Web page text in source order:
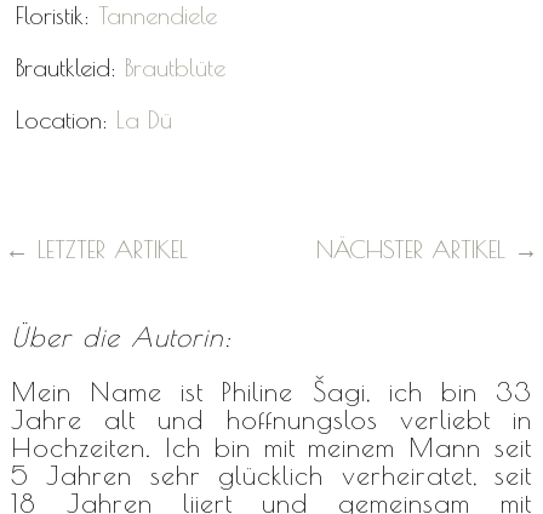
Floristik: Tannendiele
Brautkleid: Brautblüte
Location: La Dü
← LETZTER ARTIKEL NÄCHSTER ARTIKEL →
Über die Autorin:
Mein Name ist Philine Šagi, ich bin 33
Jahre alt und hoffnungslos verliebt in
Hochzeiten. Ich bin mit meinem Mann seit
5 Jahren sehr glücklich verheiratet, seit
18 Jahren liiert und gemeinsam mit